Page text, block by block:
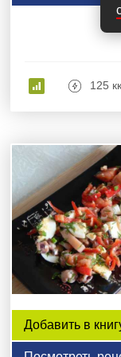
125
Добавить в